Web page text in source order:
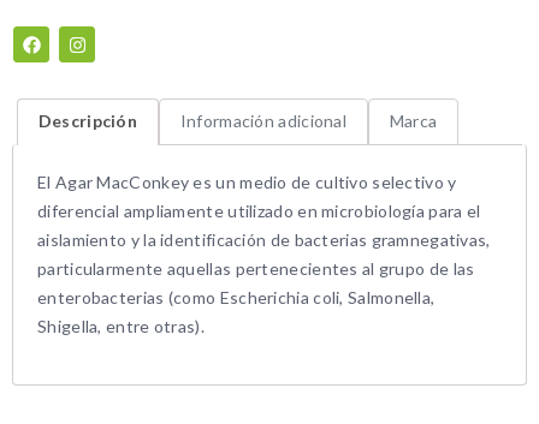
Descripción Información adicional Marca
El Agar MacConkey es un medio de cultivo selectivo y
diferencial ampliamente utilizado en microbiología para el
aislamiento y la identificación de bacterias gramnegativas,
particularmente aquellas pertenecientes al grupo de las
enterobacterias (como Escherichia coli, Salmonella,
Shigella, entre otras).